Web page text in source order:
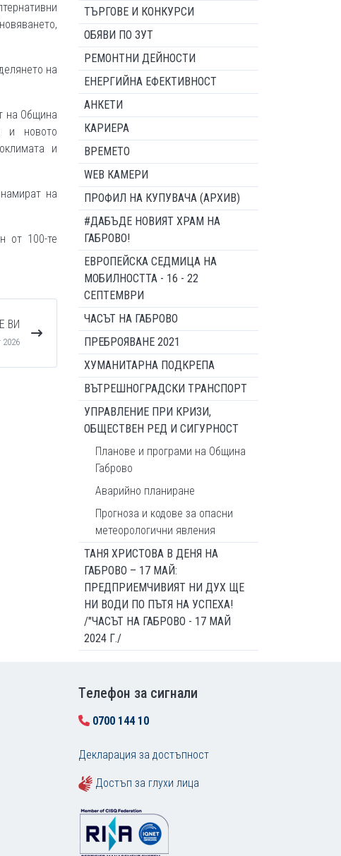
на
на Община
и новото
и
на
от 100-те
ВИ
2026
ТЪРГОВЕ И КОНКУРСИ
ОБЯВИ ПО ЗУТ
РЕМОНТНИ ДЕЙНОСТИ
ЕНЕРГИЙНА ЕФЕКТИВНОСТ
АНКЕТИ
КАРИЕРА
ВРЕМЕТО
WEB КАМЕРИ
ПРОФИЛ НА КУПУВАЧА (АРХИВ)
#ДАБЪДЕ НОВИЯТ ХРАМ НА
ГАБРОВО!
ЕВРОПЕЙСКА СЕДМИЦА НА
МОБИЛНОСТТА - 16 - 22
СЕПТЕМВРИ
ЧАСЪТ НА ГАБРОВО
ПРЕБРОЯВАНЕ 2021
ХУМАНИТАРНА ПОДКРЕПА
ВЪТРЕШНОГРАДСКИ ТРАНСПОРТ
УПРАВЛЕНИЕ ПРИ КРИЗИ,
ОБЩЕСТВЕН РЕД И СИГУРНОСТ
Планове и програми на Община
Габрово
Аварийно планиране
Прогноза и кодове за опасни
метеорологични явления
ТАНЯ ХРИСТОВА В ДЕНЯ НА
ГАБРОВО – 17 МАЙ:
ПРЕДПРИЕМЧИВИЯТ НИ ДУХ ЩЕ
НИ ВОДИ ПО ПЪТЯ НА УСПЕХА!
/"ЧАСЪТ НА ГАБРОВО - 17 МАЙ
2024 Г./
Tелефон за сигнали
0700 144 10
Декларация за достъпност
Достъп за глухи лица